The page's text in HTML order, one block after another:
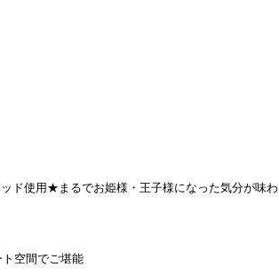
使用★まるでお姫様・王子様になった気分が味
空間でご堪能